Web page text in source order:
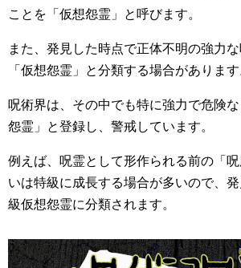
ことを「仮想怨霊」と呼びます。
また、発見した時点で正体不明の強力な
「仮想怨霊」と分類する場合があります
呪術界は、その中でも特に強力で危険
怨霊」と登録し、警戒しています。
例えば、呪霊として形作られる前の「
いは特級に成長する場合が多いので、
級仮想怨霊に分類されます。